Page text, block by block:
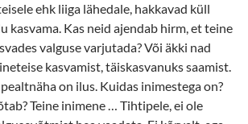
ehk liiga lähedale, hakkavad küll
kasvama. Kas neid ajendab hirm, et teine
valguse varjutada? Või äkki nad
kasvamist, täiskasvanuks saamist.
on ilus. Kuidas inimestega on?
Teine inimene … Tihtipele, ei ole